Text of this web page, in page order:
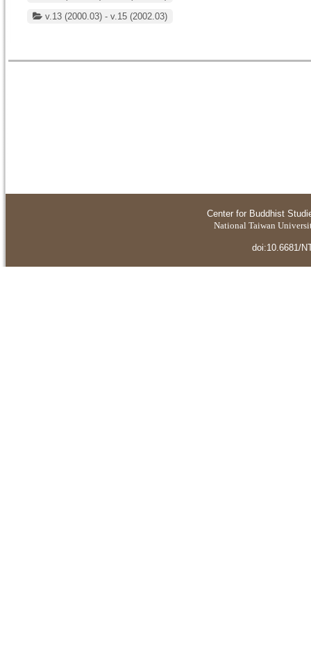
v.13 (2000.03) - v.15 (2002.03)
Center for Buddhist
National Taiwan
doi:10.6681/